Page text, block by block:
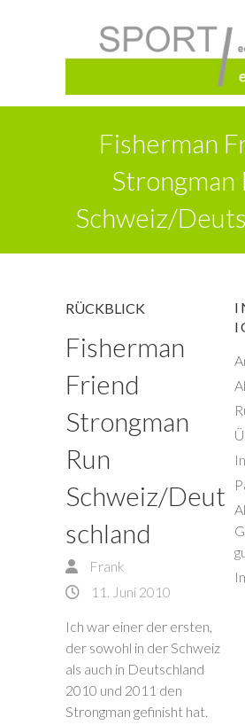
Fisherman
Strongman
Schweiz/
RÜCKBLICK
Fisherman
Friend
Strongman
Run
Schweiz/Deut
schland
Frank
11. Juni 2010
Ich war einer der ersten,
der sowohl in der Schweiz
als auch in Deutschland
2010 und 2011 den
Strongman gefinisht hat.